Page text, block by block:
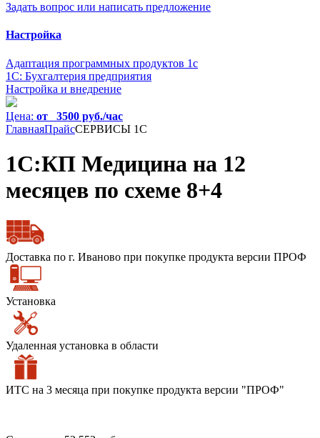
Задать вопрос или написать предложение
Настройка
Адаптация программных продуктов 1с
1С: Бухгалтерия предприятия
Настройка и внедрение
Цена: от 3500 руб./час
ГлавнаяПрайсСЕРВИСЫ 1С
1С:КП Медицина на 12
месяцев по схеме 8+4
Доставка по г. Иваново при покупке продукта версии ПРОФ
Установка
Удаленная установка в области
ИТС на 3 месяца при покупке продукта версии "ПРОФ"